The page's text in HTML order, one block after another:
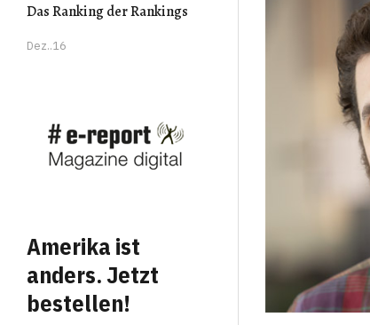
Das Ranking der Rankings
Dez..16
Amerika ist
anders. Jetzt
bestellen!